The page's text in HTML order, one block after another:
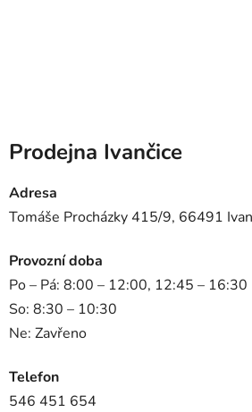
Prodejna Ivančice
Adresa
Tomáše Procházky 415/9, 66491
Provozní doba
Po – Pá: 8:00 – 12:00, 12:45 – 16:30
So: 8:30 – 10:30
Ne: Zavřeno
Telefon
546 451 654